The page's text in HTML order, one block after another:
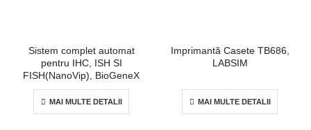
Sistem complet automat
pentru IHC, ISH SI
FISH(NanoVip), BioGeneX
MAI MULTE DETALII
Imprimantă Casete TB686,
LABSIM
MAI MULTE DETALII